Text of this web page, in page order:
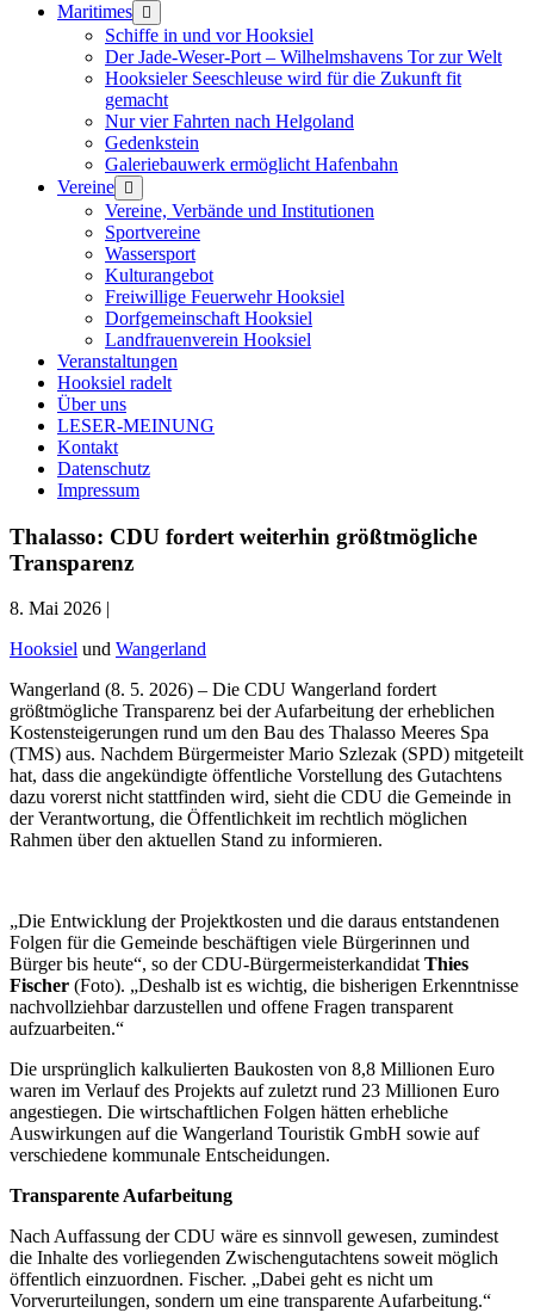
Maritimes Menü
öffnen
Schiffe in und vor Hooksiel
Der Jade-Weser-Port – Wilhelmshavens Tor zur Welt
Hooksieler Seeschleuse wird für die Zukunft fit
gemacht
Nur vier Fahrten nach Helgoland
Gedenkstein
Galeriebauwerk ermöglicht Hafenbahn
Vereine Menü
öffnen
Vereine, Verbände und Institutionen
Sportvereine
Wassersport
Kulturangebot
Freiwillige Feuerwehr Hooksiel
Dorfgemeinschaft Hooksiel
Landfrauenverein Hooksiel
Veranstaltungen
Hooksiel radelt
Über uns
LESER-MEINUNG
Kontakt
Datenschutz
Impressum
Thalasso: CDU fordert weiterhin größtmögliche
Transparenz
8. Mai 2026 |
Hooksiel und Wangerland
Wangerland (8. 5. 2026) – Die CDU Wangerland fordert
größtmögliche Transparenz bei der Aufarbeitung der erheblichen
Kostensteigerungen rund um den Bau des Thalasso Meeres Spa
(TMS) aus. Nachdem Bürgermeister Mario Szlezak (SPD) mitgeteilt
hat, dass die angekündigte öffentliche Vorstellung des Gutachtens
dazu vorerst nicht stattfinden wird, sieht die CDU die Gemeinde in
der Verantwortung, die Öffentlichkeit im rechtlich möglichen
Rahmen über den aktuellen Stand zu informieren.
„Die Entwicklung der Projektkosten und die daraus entstandenen
Folgen für die Gemeinde beschäftigen viele Bürgerinnen und
Bürger bis heute“, so der CDU-BürgermeisterkandidatThies
Fischer (Foto). „Deshalb ist es wichtig, die bisherigen Erkenntnisse
nachvollziehbar darzustellen und offene Fragen transparent
aufzuarbeiten.“
Die ursprünglich kalkulierten Baukosten von 8,8 Millionen Euro
waren im Verlauf des Projekts auf zuletzt rund 23 Millionen Euro
angestiegen. Die wirtschaftlichen Folgen hätten erhebliche
Auswirkungen auf die Wangerland Touristik GmbH sowie auf
verschiedene kommunale Entscheidungen.
Transparente Aufarbeitung
Nach Auffassung der CDU wäre es sinnvoll gewesen, zumindest
die Inhalte des vorliegenden Zwischengutachtens soweit möglich
öffentlich einzuordnen. Fischer. „Dabei geht es nicht um
Vorverurteilungen, sondern um eine transparente Aufarbeitung.“